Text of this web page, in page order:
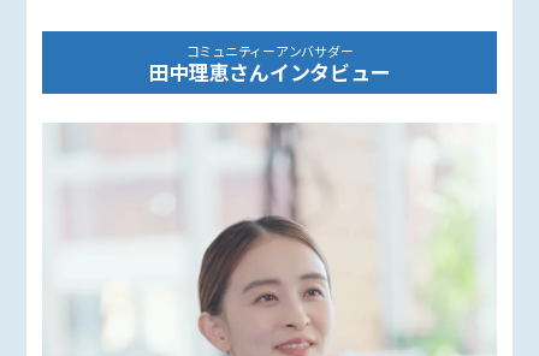
コミュニティーアンバサダー
田中理恵さんインタビュー